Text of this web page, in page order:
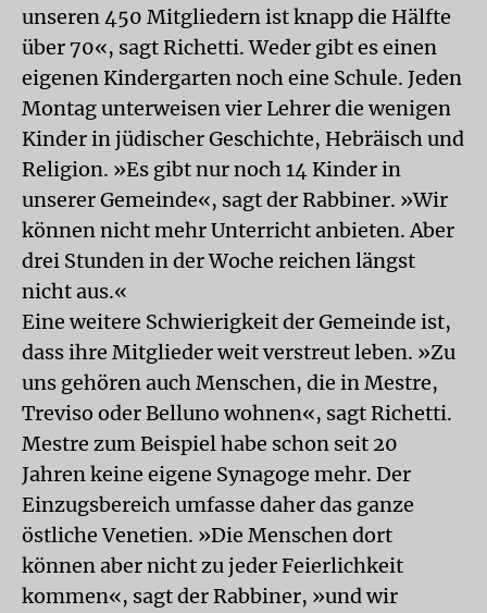
unseren 450 Mitgliedern ist knapp die Hälfte
über 70«, sagt Richetti. Weder gibt es einen
eigenen Kindergarten noch eine Schule. Jeden
Montag unterweisen vier Lehrer die wenigen
Kinder in jüdischer Geschichte, Hebräisch und
Religion. »Es gibt nur noch 14 Kinder in
unserer Gemeinde«, sagt der Rabbiner. »Wir
können nicht mehr Unterricht anbieten. Aber
drei Stunden in der Woche reichen längst
nicht aus.«
Eine weitere Schwierigkeit der Gemeinde ist,
dass ihre Mitglieder weit verstreut leben. »Zu
uns gehören auch Menschen, die in Mestre,
Treviso oder Belluno wohnen«, sagt Richetti.
Mestre zum Beispiel habe schon seit 20
Jahren keine eigene Synagoge mehr. Der
Einzugsbereich umfasse daher das ganze
östliche Venetien. »Die Menschen dort
können aber nicht zu jeder Feierlichkeit
kommen«, sagt der Rabbiner, »und wir